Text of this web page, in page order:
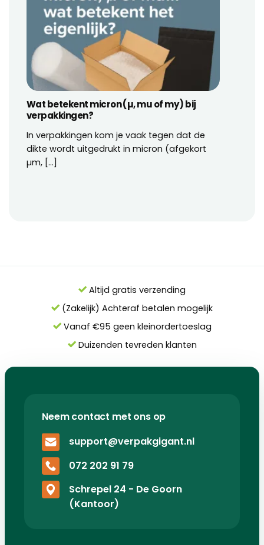
Wat betekent micron (µ, mu of my) bij
verpakkingen?
In verpakkingen kom je vaak tegen dat de
dikte wordt uitgedrukt in micron (afgekort
µm, [...]
Altijd gratis verzending
(Zakelijk) Achteraf betalen mogelijk
Vanaf €95 geen kleinordertoeslag
Duizenden tevreden klanten
Neem contact met ons op
support@verpakgigant.nl
072 202 91 79
Schrepel 24 - De Goorn
(Kantoor)